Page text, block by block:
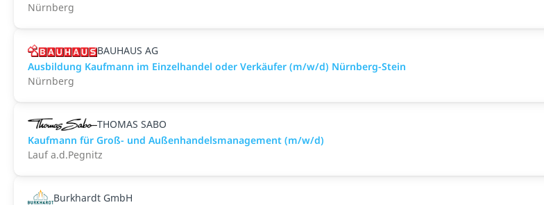
Nürnberg
BAUHAUS AG
Ausbildung Kaufmann im Einzelhandel oder Verkäufer (m/w/d) Nürnberg-Stein
Nürnberg
THOMAS SABO
Kaufmann für Groß- und Außenhandelsmanagement (m/w/d)
Lauf a.d.Pegnitz
Burkhardt GmbH